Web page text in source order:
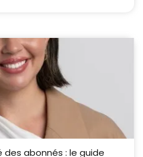
abonnés : le guide